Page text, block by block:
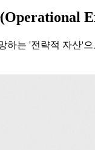
는 '전략적 자산'